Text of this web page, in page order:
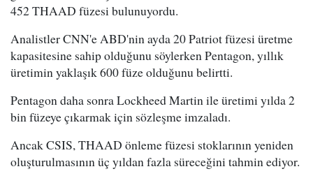
452 THAAD füzesi bulunuyordu.
Analistler CNN'e ABD'nin ayda 20 Patriot füzesi üretme
kapasitesine sahip olduğunu söylerken Pentagon, yıllık
üretimin yaklaşık 600 füze olduğunu belirtti.
Pentagon daha sonra Lockheed Martin ile üretimi yılda 2
bin füzeye çıkarmak için sözleşme imzaladı.
Ancak CSIS, THAAD önleme füzesi stoklarının yeniden
oluşturulmasının üç yıldan fazla süreceğini tahmin ediyor.